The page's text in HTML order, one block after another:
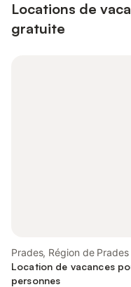
Locations de
gratuite
Prades, Région de Prades
Location de vacances
personnes